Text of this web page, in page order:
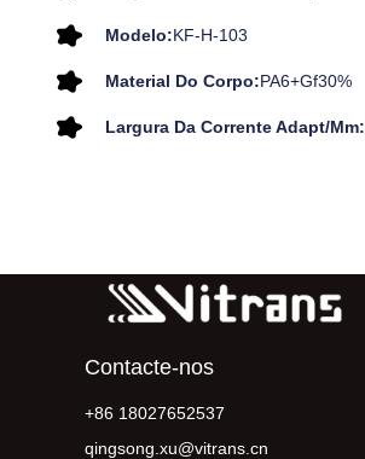
Modelo:KF-H-103
Material Do Corpo:PA6+Gf30%
Largura Da Corrente Adapt/mm:
Contacte-nos
+86 18027652537
qingsong.xu@vitrans.cn